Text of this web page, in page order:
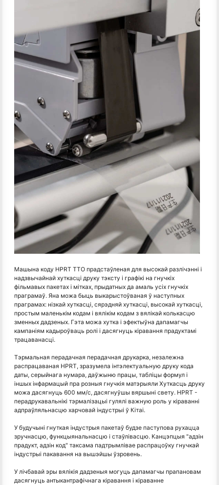
Машына коду HPRT TTO прадстаўленая для высокай разлічэнні і
надзвычайнай хуткасці друку тэксту і графікі на гнучкіх
фільмавых пакетах і мітках, прыдатных да амаль усіх гнучкіх
праграмаў. Яна можа быць выкарыстоўваная ў наступных
праграмах: нізкай хуткасці, сярэдняй хуткасці, высокай хуткасці,
простым маленькім кодам і вялікім кодам з вялікай колькасцю
зменных дадзеных. Гэта можа хутка і эфектыўна дапамагчы
кампаніям кадыроўваць ролі і дасягнуць кіравання прадуктамі
трацаванасці.
Тэрмальная перадачная перадачная друкарка, незалежна
распрацаваная HPRT, зразумела інтэлектуальную друку кода
даты, серыйнага нумара, даўжыню працы, табліцы формул і
іншых інфармацый пра розныя гнучкія матэрыяли Хуткасць друку
можа дасягнуць 600 мм/с, дасягнуўшы вяршыні свету. HPRT -
перадрукавальнікі тэрмалізацыі гулялі важную роль у кіраванні
адпраўляльнасцю харчовай індустрыі ў Кітаі.
У будучыні гнуткая індустрыя пакетаў будзе паступова рухацца
зручнасцю, функцыянальнасцю і стаўлівасцю. Канцэпцыя "адзін
прадукт, адзін код" таксама падтрымлівае распрацоўку гнучкай
індустрыі пакавання на вышэйшы ўзровень.
У лічбавай эры вялікія дадзеныя могуць дапамагчы прапановам
дасягнуць антыкантрафічнага кіравання і кіраванне